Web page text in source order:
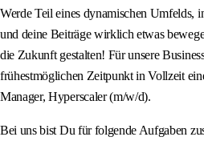
Werde Teil eines dynamischen Umfelds,
und deine Beiträge wirklich etwas
die Zukunft gestalten! Für unsere
frühestmöglichen Zeitpunkt in Vollzeit
Manager, Hyperscaler (m/w/d).
Bei uns bist Du für folgende Aufgaben